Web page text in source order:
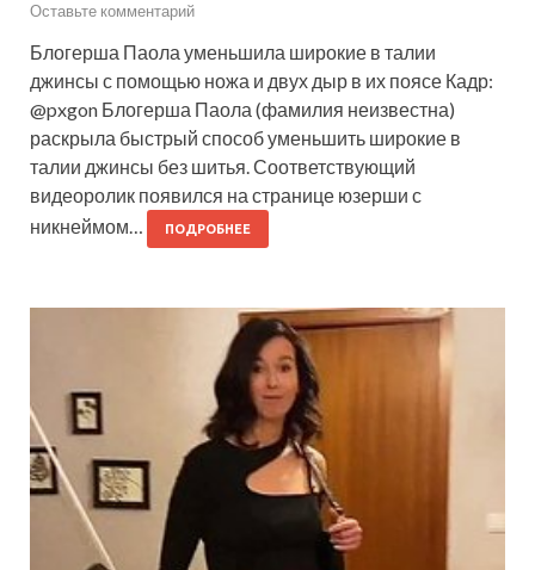
Оставьте комментарий
Блогерша Паола уменьшила широкие в талии
джинсы с помощью ножа и двух дыр в их поясе Кадр:
@pxgon Блогерша Паола (фамилия неизвестна)
раскрыла быстрый способ уменьшить широкие в
талии джинсы без шитья. Соответствующий
видеоролик появился на странице юзерши с
никнеймом…
ПОДРОБНЕЕ